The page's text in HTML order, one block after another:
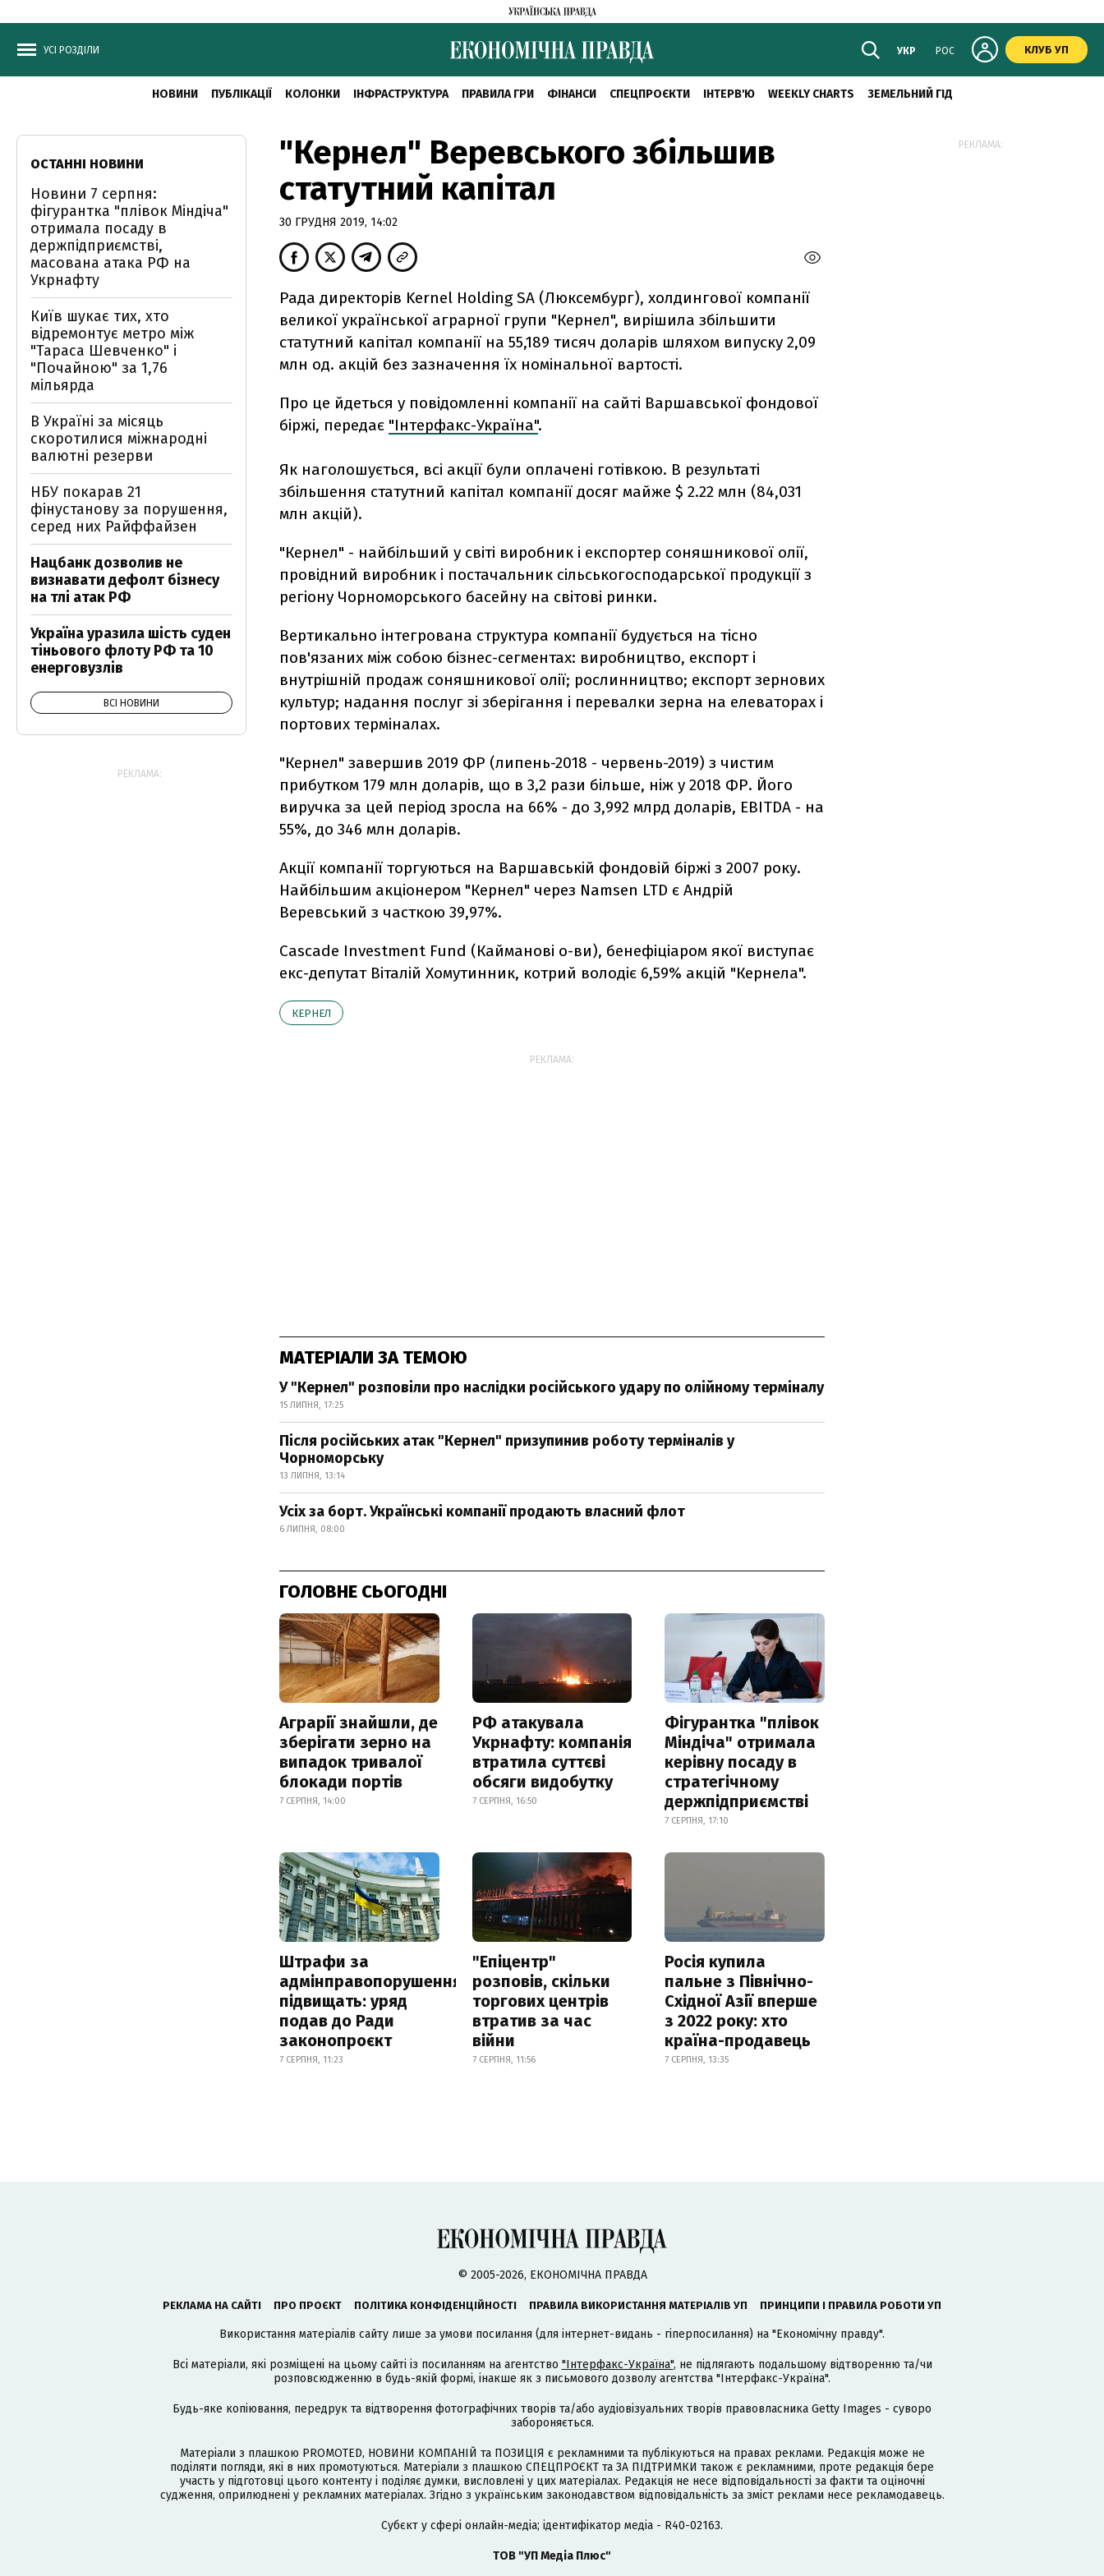
УСІ РОЗДІЛИ УКР РОС КЛУБ УП
НОВИНИ ПУБЛІКАЦІЇ КОЛОНКИ ІНФРАСТРУКТУРА ПРАВИЛА ГРИ ФІНАНСИ СПЕЦПРОЄКТИ ІНТЕРВ'Ю WEEKLY CHARTS ЗЕМЕЛЬНИЙ ГІД
"Кернел" Веревського збільшив
статутний капітал
30 ГРУДНЯ 2019, 14:02
Рада директорів Kernel Holding SA (Люксембург), холдингової компанії
великої української аграрної групи "Кернел", вирішила збільшити
статутний капітал компанії на 55,189 тисяч доларів шляхом випуску 2,09
млн од. акцій без зазначення їх номінальної вартості.
Про це йдеться у повідомленні компанії на сайті Варшавської фондової
біржі, передає "Інтерфакс-Україна".
Як наголошується, всі акції були оплачені готівкою. В результаті
збільшення статутний капітал компанії досяг майже $ 2.22 млн (84,031
млн акцій).
"Кернел" - найбільший у світі виробник і експортер соняшникової олії,
провідний виробник і постачальник сільськогосподарської продукції з
регіону Чорноморського басейну на світові ринки.
Вертикально інтегрована структура компанії будується на тісно
пов'язаних між собою бізнес-сегментах: виробництво, експорт і
внутрішній продаж соняшникової олії; рослинництво; експорт зернових
культур; надання послуг зі зберігання і перевалки зерна на елеваторах і
портових терміналах.
"Кернел" завершив 2019 ФР (липень-2018 - червень-2019) з чистим
прибутком 179 млн доларів, що в 3,2 рази більше, ніж у 2018 ФР. Його
виручка за цей період зросла на 66% - до 3,992 млрд доларів, EBITDA - на
55%, до 346 млн доларів.
Акції компанії торгуються на Варшавській фондовій біржі з 2007 року.
Найбільшим акціонером "Кернел" через Namsen LTD є Андрій
Веревський з часткою 39,97%.
Cascade Investment Fund (Кайманові о-ви), бенефіціаром якої виступає
екс-депутат Віталій Хомутинник, котрий володіє 6,59% акцій "Кернела".
КЕРНЕЛ
РЕКЛАМА:
МАТЕРІАЛИ ЗА ТЕМОЮ
У "Кернел" розповіли про наслідки російського удару по олійному терміналу
15 ЛИПНЯ, 17:25
Після російських атак "Кернел" призупинив роботу терміналів у
Чорноморську
13 ЛИПНЯ, 13:14
Усіх за борт. Українські компанії продають власний флот
6 ЛИПНЯ, 08:00
ГОЛОВНЕ СЬОГОДНІ
Аграрії знайшли, де
зберігати зерно на
випадок тривалої
блокади портів
7 СЕРПНЯ, 14:00
РФ атакувала
Укрнафту: компанія
втратила суттєві
обсяги видобутку
7 СЕРПНЯ, 16:50
Фігурантка "плівок
Міндіча" отримала
керівну посаду в
стратегічному
держпідприємстві
7 СЕРПНЯ, 17:10
Штрафи за
адмінправопорушення
підвищать: уряд
подав до Ради
законопроєкт
7 СЕРПНЯ, 11:23
"Епіцентр"
розповів, скільки
торгових центрів
втратив за час
війни
7 СЕРПНЯ, 11:56
Росія купила
пальне з Північно-
Східної Азії вперше
з 2022 року: хто
країна-продавець
7 СЕРПНЯ, 13:35
ОСТАННІ НОВИНИ
Новини 7 серпня:
фігурантка "плівок Міндіча"
отримала посаду в
держпідприємстві,
масована атака РФ на
Укрнафту
Київ шукає тих, хто
відремонтує метро між
"Тараса Шевченко" і
"Почайною" за 1,76
мільярда
В Україні за місяць
скоротилися міжнародні
валютні резерви
НБУ покарав 21
фінустанову за порушення,
серед них Райффайзен
Нацбанк дозволив не
визнавати дефолт бізнесу
на тлі атак РФ
Україна уразила шість суден
тіньового флоту РФ та 10
енерговузлів
ВСІ НОВИНИ
РЕКЛАМА:
РЕКЛАМА:
© 2005-2026, ЕКОНОМІЧНА ПРАВДА
РЕКЛАМА НА САЙТІ ПРО ПРОЄКТ ПОЛІТИКА КОНФІДЕНЦІЙНОСТІ ПРАВИЛА ВИКОРИСТАННЯ МАТЕРІАЛІВ УП ПРИНЦИПИ І ПРАВИЛА РОБОТИ УП
Використання матеріалів сайту лише за умови посилання (для інтернет-видань - гіперпосилання) на "Економічну правду".
Всі матеріали, які розміщені на цьому сайті із посиланням на агентство "Інтерфакс-Україна", не підлягають подальшому відтворенню та/чи
розповсюдженню в будь-якій формі, інакше як з письмового дозволу агентства "Інтерфакс-Україна".
Будь-яке копіювання, передрук та відтворення фотографічних творів та/або аудіовізуальних творів правовласника Getty Images - суворо
забороняється.
Матеріали з плашкою PROMOTED, НОВИНИ КОМПАНІЙ та ПОЗИЦІЯ є рекламними та публікуються на правах реклами. Редакція може не
поділяти погляди, які в них промотуються. Матеріали з плашкою СПЕЦПРОЄКТ та ЗА ПІДТРИМКИ також є рекламними, проте редакція бере
участь у підготовці цього контенту і поділяє думки, висловлені у цих матеріалах. Редакція не несе відповідальності за факти та оціночні
судження, оприлюднені у рекламних матеріалах. Згідно з українським законодавством відповідальність за зміст реклами несе рекламодавець.
Cубєкт у сфері онлайн-медіа; ідентифікатор медіа - R40-02163.
ТОВ "УП Медіа Плюс"